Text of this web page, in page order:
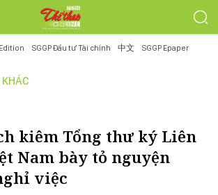
SGGP Đầu tư Tài chính 中文 SGGP Epaper
kiêm Tổng thư ký Liên
Nam bày tỏ nguyện
việc